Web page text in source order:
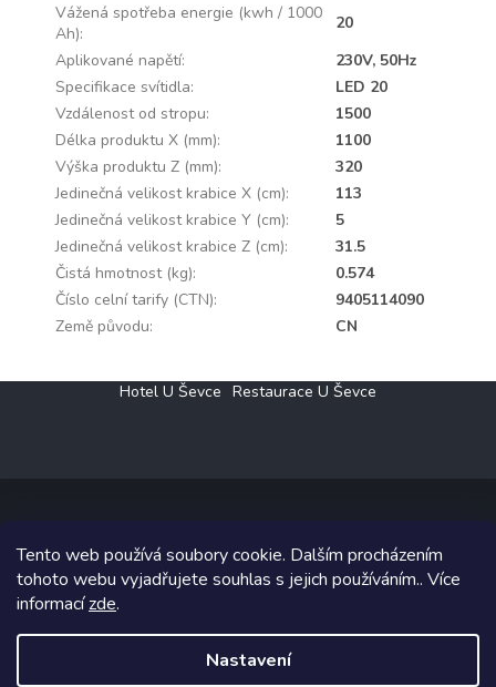
Tento web používá soubory cookie. Dalším procházením
tohoto webu vyjadřujete souhlas s jejich používáním.. Více
informacízde.
Nastavení
Vážená spotřeba energie (kwh / 1000
Ah):
20
Aplikované napětí:
230V, 50Hz
Specifikace svítidla:
LED 20
Vzdálenost od stropu:
1500
Délka produktu X (mm):
1100
Výška produktu Z (mm):
320
Jedinečná velikost krabice X (cm):
113
Jedinečná velikost krabice Y (cm):
5
Jedinečná velikost krabice Z (cm):
31.5
Čistá hmotnost (kg):
0.574
Číslo celní tarify (CTN):
9405114090
Země původu: CN
Hotel U Ševce Restaurace U Ševce
Copyright 2026Elektro Klesný s.r.o.. Všechna práva vyhrazena.
Grafický návrh vytvořil a na Shoptet implementoval
Shoptetak.cz.